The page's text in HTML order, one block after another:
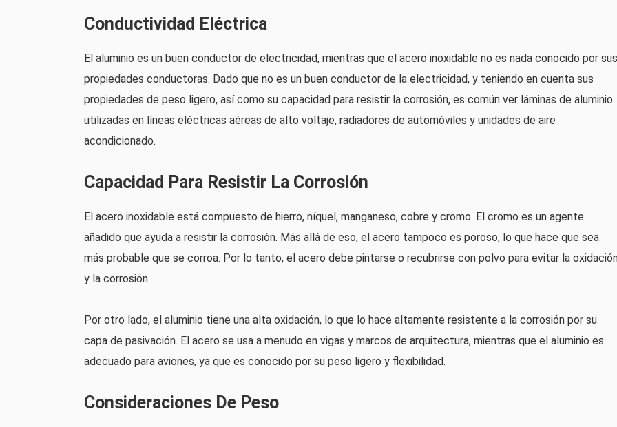
Conductividad Eléctrica
El aluminio es un buen conductor de electricidad, mientras que el acero inoxidable no es nada conocido por sus
propiedades conductoras. Dado que no es un buen conductor de la electricidad, y teniendo en cuenta sus
propiedades de peso ligero, así como su capacidad para resistir la corrosión, es común ver láminas de aluminio
utilizadas en líneas eléctricas aéreas de alto voltaje, radiadores de automóviles y unidades de aire
acondicionado.
Capacidad Para Resistir La Corrosión
El acero inoxidable está compuesto de hierro, níquel, manganeso, cobre y cromo. El cromo es un agente
añadido que ayuda a resistir la corrosión. Más allá de eso, el acero tampoco es poroso, lo que hace que sea
más probable que se corroa. Por lo tanto, el acero debe pintarse o recubrirse con polvo para evitar la
y la corrosión.
Por otro lado, el aluminio tiene una alta oxidación, lo que lo hace altamente resistente a la corrosión por su
capa de pasivación. El acero se usa a menudo en vigas y marcos de arquitectura, mientras que el aluminio es
adecuado para aviones, ya que es conocido por su peso ligero y flexibilidad.
Consideraciones De Peso